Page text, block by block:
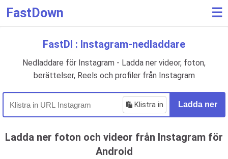
FastDown ☰
FastDl : Instagram-nedladdare
Nedladdare för Instagram - Ladda ner videor, foton,
berättelser, Reels och profiler från Instagram
Klistra in Ladda ner
Ladda ner foton och videor från Instagram för
Android